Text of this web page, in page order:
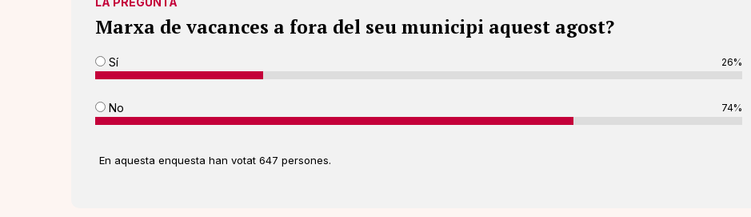
Marxa de vacances a fora del seu municipi aquest agost?
Sí 26%
No 74%
En aquesta enquesta han votat 647 persones.